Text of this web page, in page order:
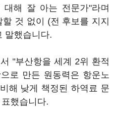
해 잘 아는 전문가"라며
것 없이 (전 후보를 지지
말했습니다.
"부산항을 세계 2위 환적
로 만든 원동력은 항운노
해 낮게 책정된 하역료 문
했습니다.